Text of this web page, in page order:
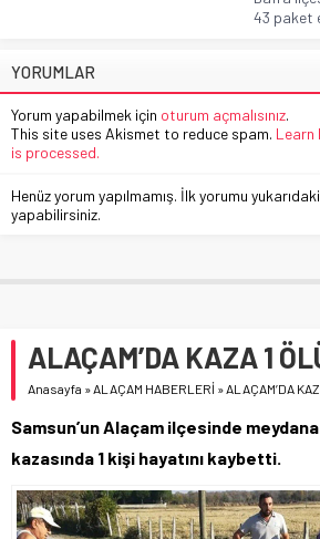
43 paket
YORUMLAR
Yorum yapabilmek için oturum açmalısınız.
This site uses Akismet to reduce spam. Learn
is processed.
Henüz yorum yapılmamış. İlk yorumu
yapabilirsiniz.
ALAÇAM’DA KAZA 1
Anasayfa »ALAÇAM HABERLERİ »ALAÇAM’DA
Samsun’un Alaçam ilçesinde
kazasında 1 kişi hayatını kaybetti.